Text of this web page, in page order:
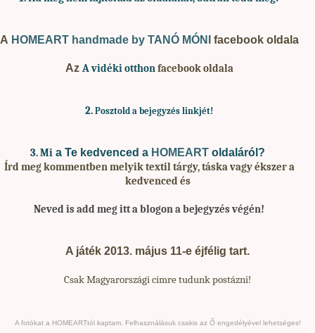
A HOMEART handmade by TANÓ MÓNI facebook oldala
Az A vidéki otthonfacebook oldala
2. Posztold a bejegyzés linkjét!
3. Mi a Te kedvenced a HOMEART oldaláról?
Írd meg kommentben melyik textil tárgy, táska vagy ékszer a
kedvenced és
Neved is add meg itt a blogon a bejegyzés végén!
A játék 2013. május 11-e éjfélig tart.
Csak Magyarországi címre tudunk postázni!
A fotókat a HOMEARTtól kaptam. Felhasználásuk csakis az Ő engedélyével lehetséges!